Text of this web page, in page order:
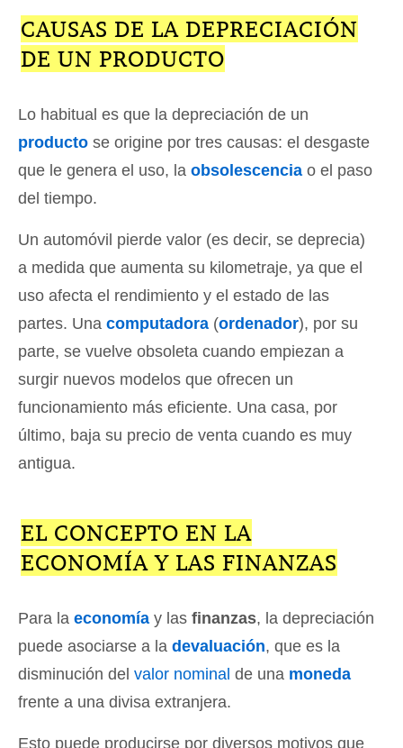
CAUSAS DE LA DEPRECIACIÓN
DE UN PRODUCTO
Lo habitual es que la depreciación de un
producto se origine por tres causas: el desgaste
que le genera el uso, la obsolescencia o el paso
del tiempo.
Un automóvil pierde valor (es decir, se deprecia)
a medida que aumenta su kilometraje, ya que el
uso afecta el rendimiento y el estado de las
partes. Una computadora (ordenador), por su
parte, se vuelve obsoleta cuando empiezan a
surgir nuevos modelos que ofrecen un
funcionamiento más eficiente. Una casa, por
último, baja su precio de venta cuando es muy
antigua.
EL CONCEPTO EN LA
ECONOMÍA Y LAS FINANZAS
Para la economía y las finanzas, la depreciación
puede asociarse a la devaluación, que es la
disminución del valor nominal de una moneda
frente a una divisa extranjera.
Esto puede producirse por diversos motivos que